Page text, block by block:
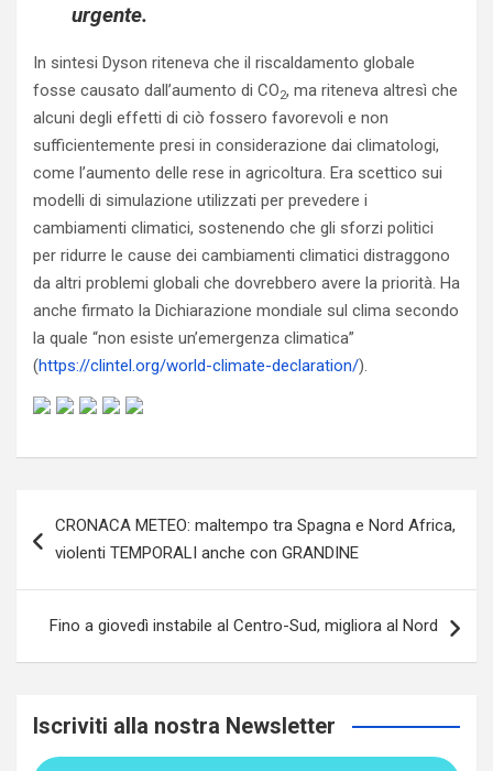
urgente.
In sintesi Dyson riteneva che il riscaldamento globale
fosse causato dall’aumento di CO2, ma riteneva altresì che
alcuni degli effetti di ciò fossero favorevoli e non
sufficientemente presi in considerazione dai climatologi,
come l’aumento delle rese in agricoltura. Era scettico sui
modelli di simulazione utilizzati per prevedere i
cambiamenti climatici, sostenendo che gli sforzi politici
per ridurre le cause dei cambiamenti climatici distraggono
da altri problemi globali che dovrebbero avere la priorità. Ha
anche firmato la Dichiarazione mondiale sul clima secondo
la quale “non esiste un’emergenza climatica”
(https://clintel.org/world-climate-declaration/).
articoli
CRONACA METEO: maltempo tra Spagna e Nord Africa,
violenti TEMPORALI anche con GRANDINE
Fino a giovedì instabile al Centro-Sud, migliora al Nord
Iscriviti alla nostra Newsletter